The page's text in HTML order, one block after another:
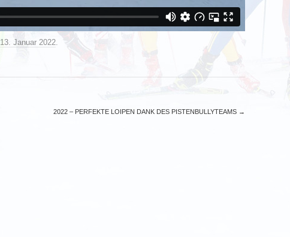
13. Januar 2022.
2022 – PERFEKTE LOIPEN DANK DES PISTENBULLYTEAMS →